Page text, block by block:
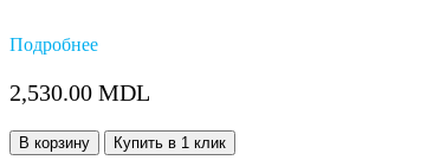
Подробнее
2,530.00 MDL
Количество:
В корзину Купить в 1 клик